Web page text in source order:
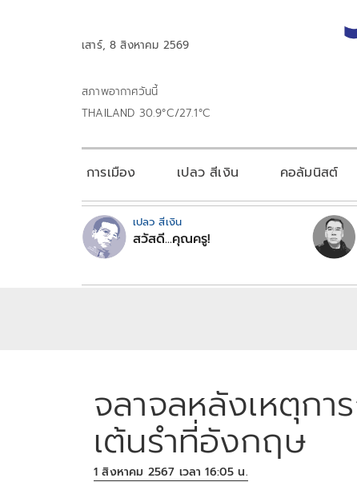
เสาร์, 8 สิงหาคม 2569
สภาพอากาศวันนี้
THAILAND 30.9°C/27.1°C
การเมือง เปลว สีเงิน คอลัมนิสต์
เปลว สีเงิน
สวัสดี...คุณครู!
จลาจลหลังเหตุกา
เต้นรำที่อังกฤษ
1 สิงหาคม 2567 เวลา 16:05 น.